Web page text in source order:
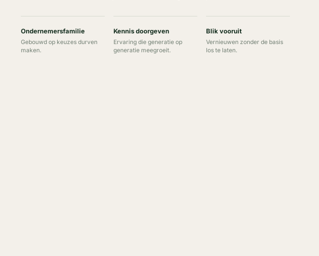
Ondernemersfamilie
Gebouwd op keuzes durven
maken.
Kennis doorgeven
Ervaring die generatie op
generatie meegroeit.
Blik vooruit
Vernieuwen zonder de basis
los te laten.